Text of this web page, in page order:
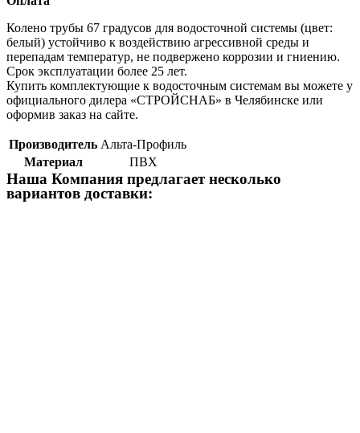
Колено трубы 67 градусов для водосточной системы (цвет:
белый) устойчиво к воздействию агрессивной среды и
перепадам температур, не подвержено коррозии и гниению.
Срок эксплуатации более 25 лет.
Купить комплектующие к водосточным системам вы можете у
официального дилера «СТРОЙСНАБ» в Челябинске или
оформив заказ на сайте.
Производитель Альта-Профиль
Материал
ПВХ
Наша Компания предлагает несколько
вариантов доставки: